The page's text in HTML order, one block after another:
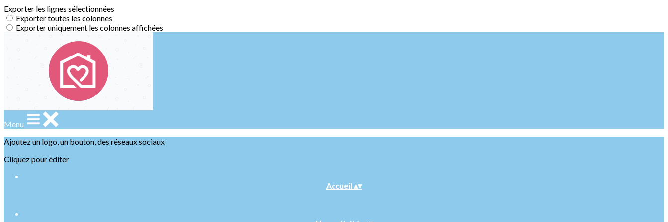
Exporter les lignes sélectionnées
Exporter toutes les colonnes
Exporter uniquement les colonnes affichées
Menu
Ajoutez un logo, un bouton, des réseaux sociaux
Cliquez pour éditer
Accueil ▴▾